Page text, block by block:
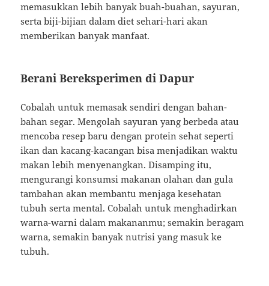
memasukkan lebih banyak buah-buahan, sayuran,
serta biji-bijian dalam diet sehari-hari akan
memberikan banyak manfaat.
Berani Bereksperimen di Dapur
Cobalah untuk memasak sendiri dengan bahan-
bahan segar. Mengolah sayuran yang berbeda atau
mencoba resep baru dengan protein sehat seperti
ikan dan kacang-kacangan bisa menjadikan waktu
makan lebih menyenangkan. Disamping itu,
mengurangi konsumsi makanan olahan dan gula
tambahan akan membantu menjaga kesehatan
tubuh serta mental. Cobalah untuk menghadirkan
warna-warni dalam makananmu; semakin beragam
warna, semakin banyak nutrisi yang masuk ke
tubuh.